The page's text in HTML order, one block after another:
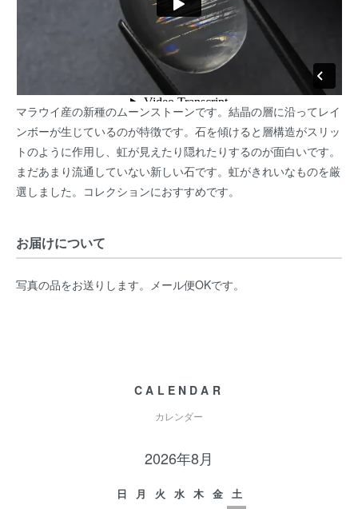
マラウイ産の新種のムーンストーンです。結晶の層に沿ってレイ
ンボーが生じているのが特徴です。石を傾けると層構造がスリッ
トのように作用し、虹が見えたり隠れたりするのが面白いです。
まだあまり流通していない新しい石です。虹がきれいなものを厳
選しました。コレクションにおすすめです。
お届けについて
写真の品をお送りします。メール便OKです。
CALENDAR
カレンダー
2026年8月
日 月 火 水 木 金
土